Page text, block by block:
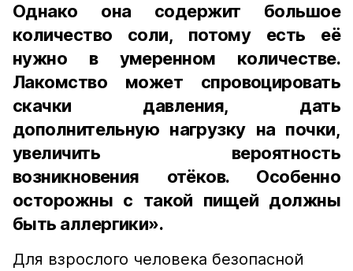
Однако она содержит большое
количество соли, потому есть её
нужно в умеренном количестве.
Лакомство может спровоцировать
скачки давления, дать
дополнительную нагрузку на почки,
увеличить вероятность
возникновения отёков. Особенно
осторожны с такой пищей должны
быть аллергики».
Для взрослого человека безопасной